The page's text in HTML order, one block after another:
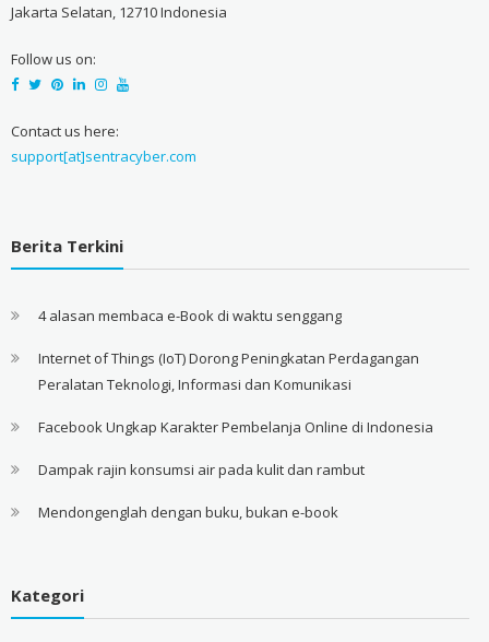
Jakarta Selatan, 12710 Indonesia
Follow us on:
Contact us here:
support[at]sentracyber.com
Berita Terkini
4 alasan membaca e-Book di waktu senggang
Internet of Things (IoT) Dorong Peningkatan Perdagangan
Peralatan Teknologi, Informasi dan Komunikasi
Facebook Ungkap Karakter Pembelanja Online di Indonesia
Dampak rajin konsumsi air pada kulit dan rambut
Mendongenglah dengan buku, bukan e-book
Kategori